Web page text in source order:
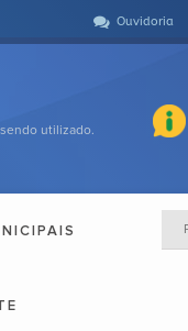
Ouvidoria
utilizado.